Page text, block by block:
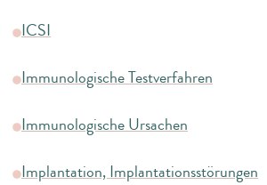
ICSI
Immunologische Testverfahren
Immunologische Ursachen
Implantation, Implantationsstörungen